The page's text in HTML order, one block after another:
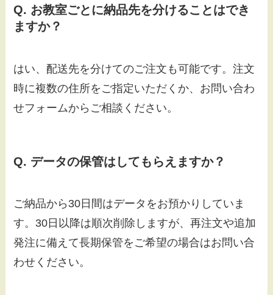
Q. お教室ごとに納品先を分けることはでき
ますか？
はい、配送先を分けてのご注文も可能です。注文
時に複数の住所をご指定いただくか、お問い合わ
せフォームからご相談ください。
Q. データの保管はしてもらえますか？
ご納品から30日間はデータをお預かりしていま
す。30日以降は順次削除しますが、再注文や追加
発注に備えて長期保管をご希望の場合はお問い合
わせください。